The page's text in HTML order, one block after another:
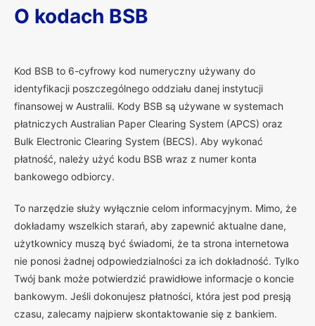
O kodach BSB
Kod BSB to 6-cyfrowy kod numeryczny używany do
identyfikacji poszczególnego oddziału danej instytucji
finansowej w Australii. Kody BSB są używane w systemach
płatniczych Australian Paper Clearing System (APCS) oraz
Bulk Electronic Clearing System (BECS). Aby wykonać
płatność, należy użyć kodu BSB wraz z numer konta
bankowego odbiorcy.
To narzędzie służy wyłącznie celom informacyjnym. Mimo, że
dokładamy wszelkich starań, aby zapewnić aktualne dane,
użytkownicy muszą być świadomi, że ta strona internetowa
nie ponosi żadnej odpowiedzialności za ich dokładność. Tylko
Twój bank może potwierdzić prawidłowe informacje o koncie
bankowym. Jeśli dokonujesz płatności, która jest pod presją
czasu, zalecamy najpierw skontaktowanie się z bankiem.